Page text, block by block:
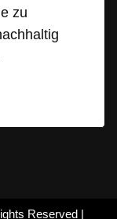
zu
Reserved |